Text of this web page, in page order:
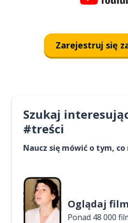
Zarejestruj się
Szukaj
#treści
Naucz się mówić o tym,
Oglądaj
Ponad 48 000